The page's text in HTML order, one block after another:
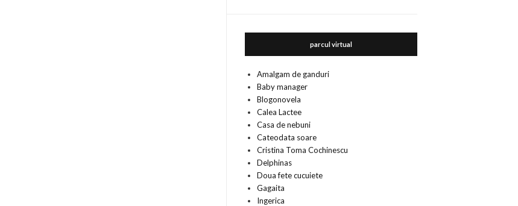
parcul virtual
Amalgam de ganduri
Baby manager
Blogonovela
Calea Lactee
Casa de nebuni
Cateodata soare
Cristina Toma Cochinescu
Delphinas
Doua fete cucuiete
Gagaita
Ingerica